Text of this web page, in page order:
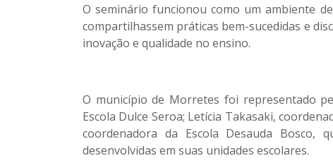
O seminário funcionou como um ambiente
compartilhassem práticas bem-sucedidas e
inovação e qualidade no ensino.
O município de Morretes foi representado
Escola Dulce Seroa; Letícia Takasaki,
coordenadora da Escola Desauda Bosco,
desenvolvidas em suas unidades escolares.